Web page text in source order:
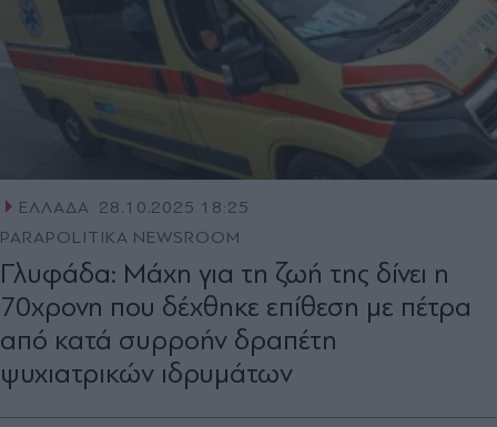
ΕΛΛΑΔΑ 28.10.2025 18:25
PARAPOLITIKA NEWSROOM
Γλυφάδα: Μάχη για τη ζωή της δίνει η
70χρονη που δέχθηκε επίθεση με πέτρα
από κατά συρροήν δραπέτη
ψυχιατρικών ιδρυμάτων